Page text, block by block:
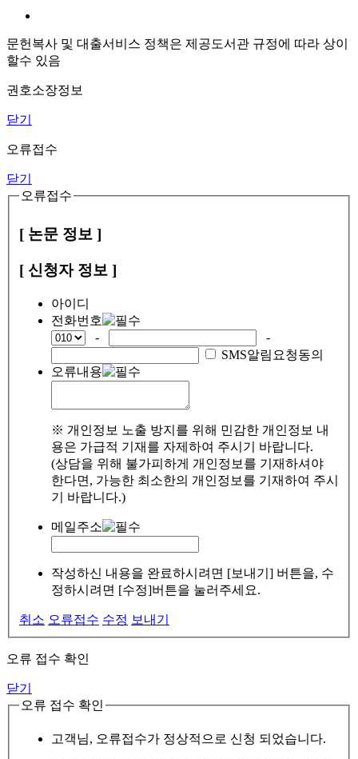
문헌복사 및 대출서비스 정책은 제공도서관 규정에 따라 상이
할수 있음
권호소장정보
닫기
오류접수
닫기
오류접수
[ 논문 정보 ]
[ 신청자 정보 ]
아이디
전화번호
-
-
SMS알림요청동의
오류내용
※ 개인정보 노출 방지를 위해 민감한 개인정보 내
용은 가급적 기재를 자제하여 주시기 바랍니다.
(상담을 위해 불가피하게 개인정보를 기재하셔야
한다면, 가능한 최소한의 개인정보를 기재하여 주시
기 바랍니다.)
메일주소
작성하신 내용을 완료하시려면 [보내기] 버튼을, 수
정하시려면 [수정]버튼을 눌러주세요.
취소 오류접수 수정 보내기
오류 접수 확인
닫기
오류 접수 확인
고객님, 오류접수가 정상적으로 신청 되었습니다.